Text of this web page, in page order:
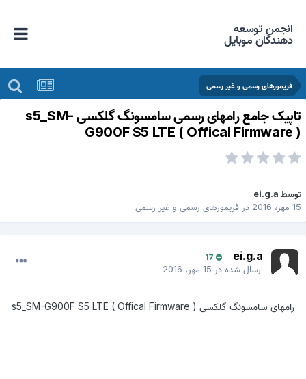
انجمن توسعه
دهندگان موبایل
فریمورهای رسمی و غیر رسمی
تاپیک جامع رامهای رسمی سامسونگ گلکسی s5_SM-
G900F S5 LTE ( Offical Firmware
ei.g.a
2016
درفریمورهای رسمی و غیر رسمی
ei.g.a
17
ارسال شده در15 مهر، 2016
رامهای سامسونگ گلکسی s5_SM-G900F S5 LTE ( Offical Firmware )